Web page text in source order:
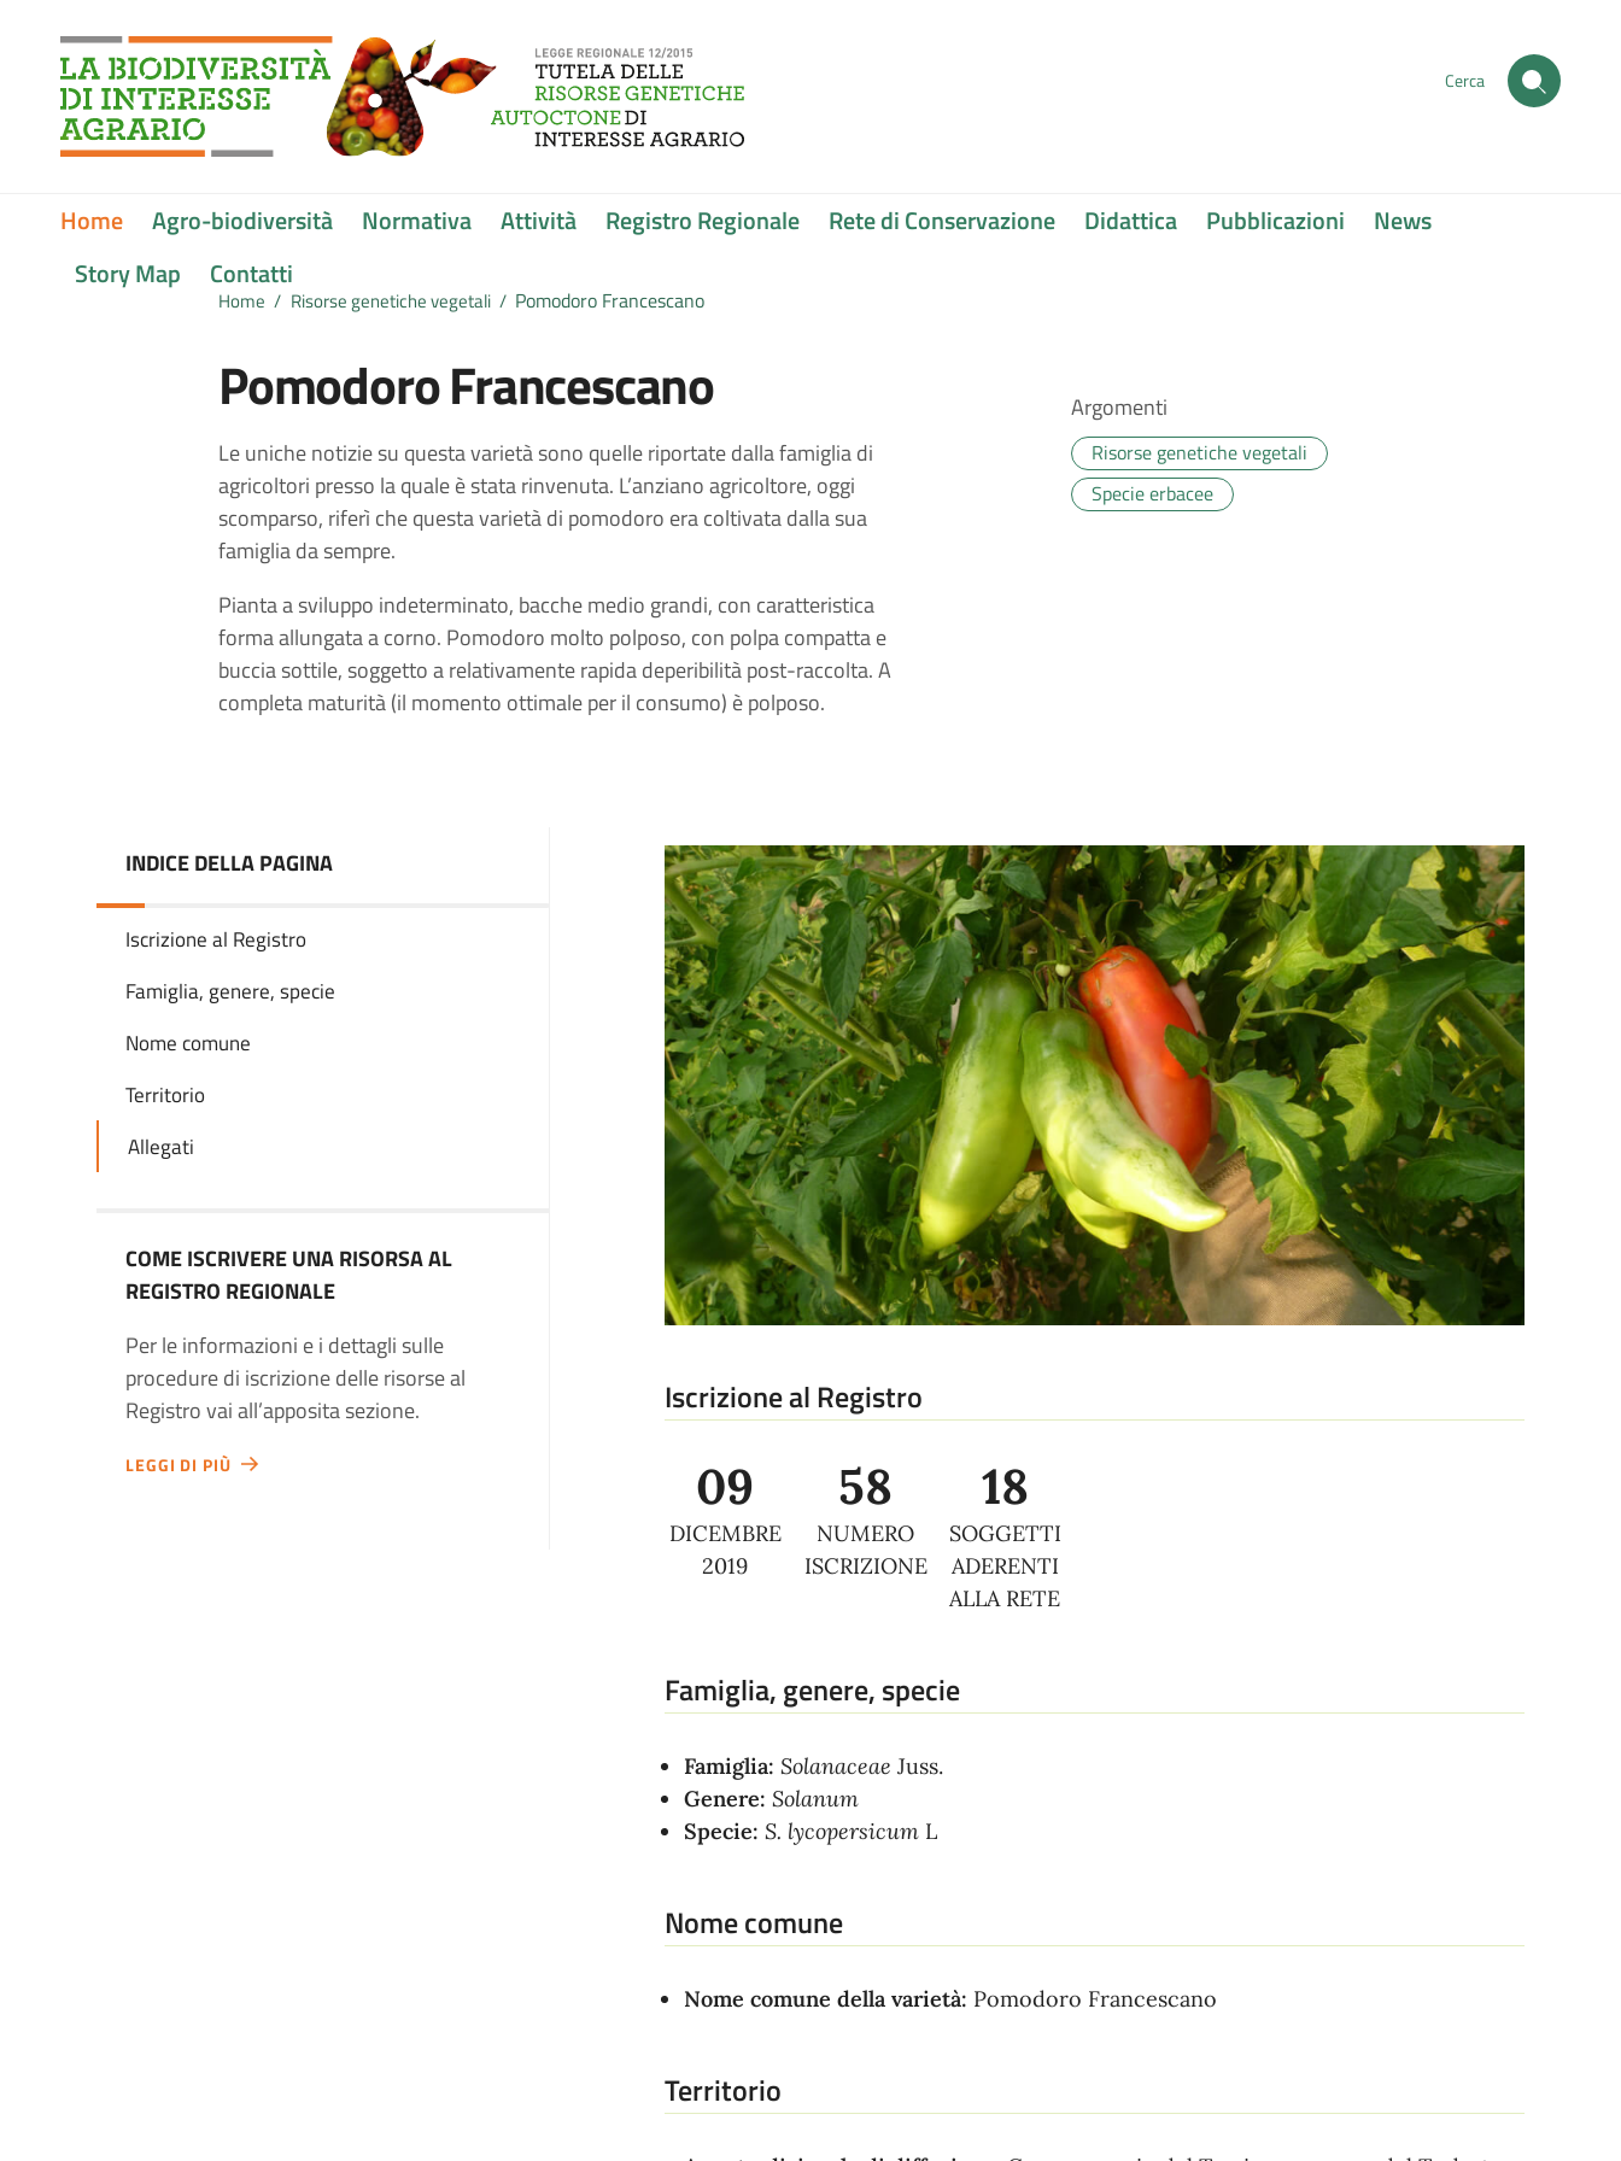
Vai al menu di navigazione
Vai al footer
Cerca
Submenu
Home Agro-biodiversità Normativa Attività Registro Regionale Rete di Conservazione Didattica Pubblicazioni
News
Story Map
Contatti
Home / Risorse genetiche vegetali / Pomodoro Francescano
Pomodoro Francescano
Le uniche notizie su questa varietà sono quelle riportate dalla famiglia di
agricoltori presso la quale è stata rinvenuta. L’anziano agricoltore, oggi
scomparso, riferì che questa varietà di pomodoro era coltivata dalla sua
famiglia da sempre.
Pianta a sviluppo indeterminato, bacche medio grandi, con caratteristica
forma allungata a corno. Pomodoro molto polposo, con polpa compatta e
buccia sottile, soggetto a relativamente rapida deperibilità post-raccolta. A
completa maturità (il momento ottimale per il consumo) è polposo.
Argomenti
Risorse genetiche vegetali
Specie erbacee
INDICE DELLA PAGINA
Iscrizione al Registro
Famiglia, genere, specie
Nome comune
Territorio
Allegati
COME ISCRIVERE UNA RISORSA AL
REGISTRO REGIONALE
Per le informazioni e i dettagli sulle
procedure di iscrizione delle risorse al
Registro vai all’apposita sezione.
LEGGI DI PIÙ
Iscrizione al Registro
09
DICEMBRE
2019
58
NUMERO
ISCRIZIONE
18
SOGGETTI
ADERENTI
ALLA RETE
Famiglia, genere, specie
Famiglia:SolanaceaeJuss.
Genere:Solanum
Specie:S. lycopersicum L
Nome comune
Nome comune della varietà: Pomodoro Francescano
Territorio